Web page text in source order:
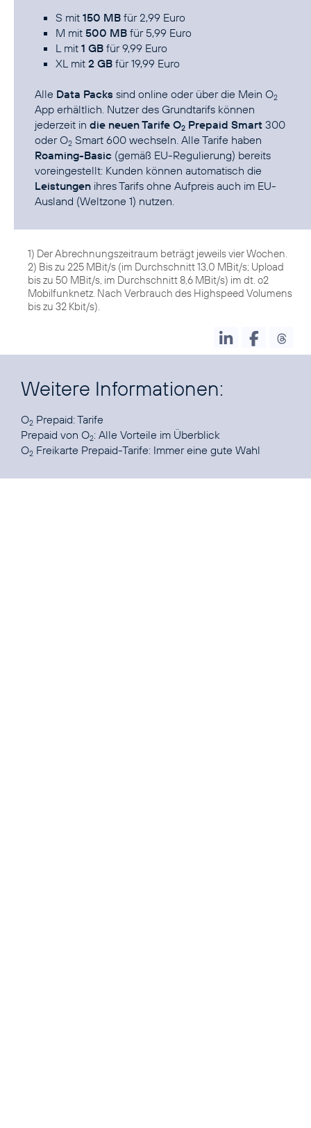
S mit 150 MB für 2,99 Euro
M mit 500 MB für 5,99 Euro
L mit 1 GB für 9,99 Euro
XL mit 2 GB für 19,99 Euro
Alle Data Packs sind online oder über die Mein O2
App erhältlich. Nutzer des Grundtarifs können
jederzeit in die neuen Tarife O2 Prepaid Smart 300
oder O2 Smart 600 wechseln. Alle Tarife haben
Roaming-Basic (gemäß EU-Regulierung) bereits
voreingestellt: Kunden können automatisch die
Leistungen ihres Tarifs ohne Aufpreis auch im EU-
Ausland (Weltzone 1) nutzen.
1) Der Abrechnungszeitraum beträgt jeweils vier Wochen.
2) Bis zu 225 MBit/s (im Durchschnitt 13,0 MBit/s; Upload
bis zu 50 MBit/s, im Durchschnitt 8,6 MBit/s) im dt. o2
Mobilfunknetz. Nach Verbrauch des Highspeed Volumens
bis zu 32 Kbit/s).
Weitere Informationen:
O2 Prepaid: Tarife
Prepaid von O2: Alle Vorteile im Überblick
O2 Freikarte Prepaid-Tarife: Immer eine gute Wahl